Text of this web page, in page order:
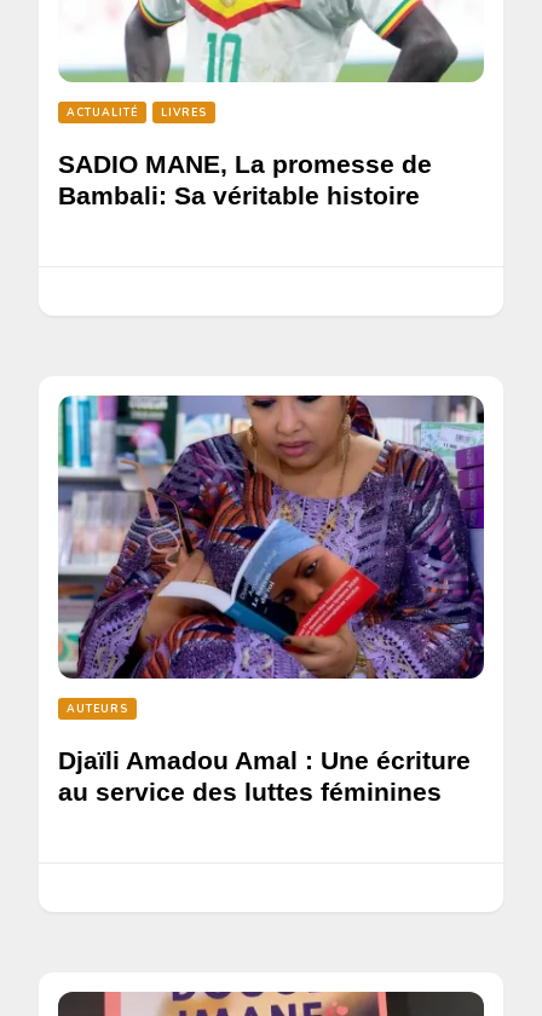
ACTUALITÉ LIVRES
SADIO MANE, La promesse de
Bambali: Sa véritable histoire
AUTEURS
Djaïli Amadou Amal : Une écriture
au service des luttes féminines